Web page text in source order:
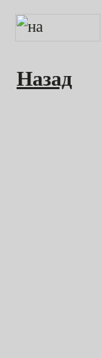
Назад